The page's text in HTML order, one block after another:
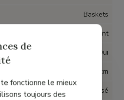
Baskets
Argent
Oui
1 cm
Cuir métallisé
de
fonctionne le mieux
toujours des